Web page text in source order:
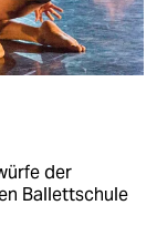
der
Ballettschule